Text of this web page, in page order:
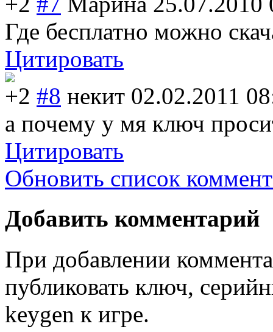
Где бесплатно можно
Цитировать
+2 #8 некит 02.02.2011
а почему у мя ключ
Цитировать
Обновить список
Добавить комментарий
При добавлении
публиковать ключ,
keygen к игре.